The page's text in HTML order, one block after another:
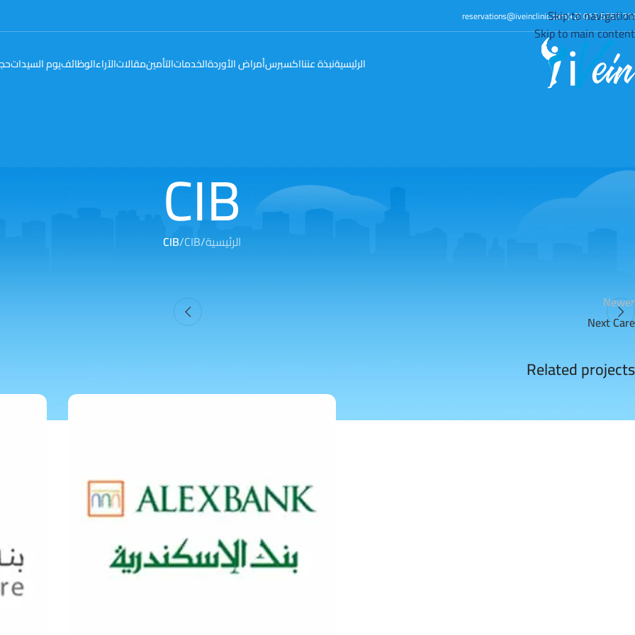
Skip to navigation
Skip to main content
(+2)015 5757
reservations@iveinclinic.com
الرئيسيةنبذة عننااكسبرسأمراض الأوردةالخدماتالتأمينمقالاتالآراءالوظائفيوم السيدات
CIB
الرئيسية/
CIB
/
CIB
Newer
Next Care
Related projects
البنوك